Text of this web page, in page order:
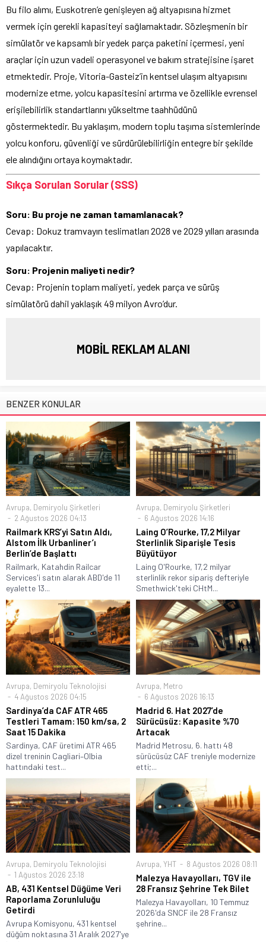
Bu filo alımı, Euskotren’e genişleyen ağ altyapısına hizmet
vermek için gerekli kapasiteyi sağlamaktadır. Sözleşmenin bir
simülatör ve kapsamlı bir yedek parça paketini içermesi, yeni
araçlar için uzun vadeli operasyonel ve bakım stratejisine işaret
etmektedir. Proje, Vitoria-Gasteiz’in kentsel ulaşım altyapısını
modernize etme, yolcu kapasitesini artırma ve özellikle evrensel
erişilebilirlik standartlarını yükseltme taahhüdünü
göstermektedir. Bu yaklaşım, modern toplu taşıma sistemlerinde
yolcu konforu, güvenliği ve sürdürülebilirliğin entegre bir şekilde
ele alındığını ortaya koymaktadır.
Sıkça Sorulan Sorular (SSS)
Soru: Bu proje ne zaman tamamlanacak?
Cevap: Dokuz tramvayın teslimatları 2028 ve 2029 yılları arasında
yapılacaktır.
Soru: Projenin maliyeti nedir?
Cevap: Projenin toplam maliyeti, yedek parça ve sürüş
simülatörü dahil yaklaşık 49 milyon Avro’dur.
MOBİL REKLAM ALANI
BENZER KONULAR
Avrupa, Demiryolu Şirketleri
2 Ağustos 2026 04:13
Railmark KRS’yi Satın Aldı,
Alstom İlk Urbanliner’ı
Berlin’de Başlattı
Railmark, Katahdin Railcar
Services'i satın alarak ABD'de 11
eyalette 13...
Avrupa, Demiryolu Şirketleri
6 Ağustos 2026 14:16
Laing O’Rourke, 17,2 Milyar
Sterlinlik Siparişle Tesis
Büyütüyor
Laing O'Rourke, 17,2 milyar
sterlinlik rekor sipariş defteriyle
Smethwick'teki CHtM...
Avrupa, Demiryolu Teknolojisi
4 Ağustos 2026 04:15
Sardinya’da CAF ATR 465
Testleri Tamam: 150 km/sa, 2
Saat 15 Dakika
Sardinya, CAF üretimi ATR 465
dizel treninin Cagliari–Olbia
hattındaki test...
Avrupa, Metro
6 Ağustos 2026 16:13
Madrid 6. Hat 2027’de
Sürücüsüz: Kapasite %70
Artacak
Madrid Metrosu, 6. hattı 48
sürücüsüz CAF treniyle modernize
etti;...
Avrupa, Demiryolu Teknolojisi
1 Ağustos 2026 23:18
AB, 431 Kentsel Düğüme Veri
Raporlama Zorunluluğu
Getirdi
Avrupa Komisyonu, 431 kentsel
düğüm noktasına 31 Aralık 2027'ye
Avrupa, YHT 8 Ağustos 2026 08:11
Malezya Havayolları, TGV ile
28 Fransız Şehrine Tek Bilet
Malezya Havayolları, 10 Temmuz
2026'da SNCF ile 28 Fransız
şehrine...